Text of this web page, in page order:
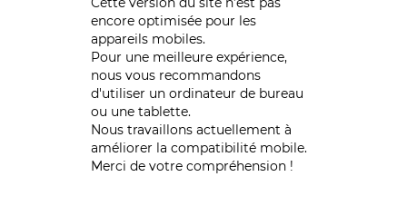
encore optimisée pour les
appareils mobiles.
Pour une meilleure expérience,
nous vous recommandons
d'utiliser un ordinateur de bureau
ou une tablette.
Nous travaillons actuellement à
améliorer la compatibilité mobile.
Merci de votre compréhension !